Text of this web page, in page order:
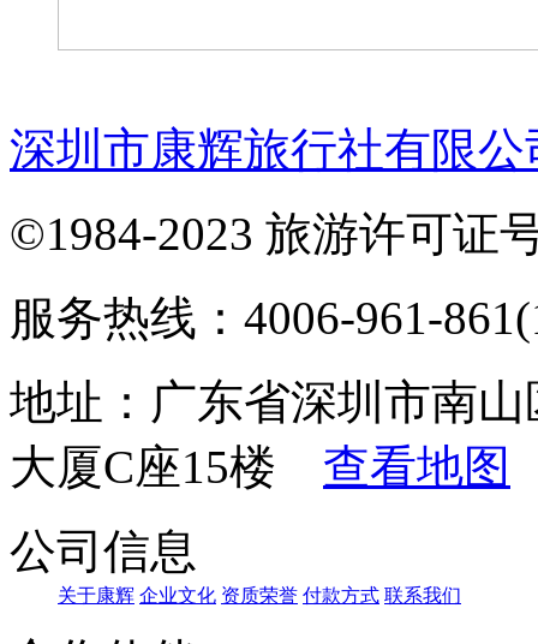
深圳市康辉旅行社有限
©1984-2023 旅游许可证
服务热线：4006-961-
地址：广东省深圳市南
大厦C座15楼 查看地图
公司信息
关于康辉 企业文化 资质荣誉 付款方式 联系我们